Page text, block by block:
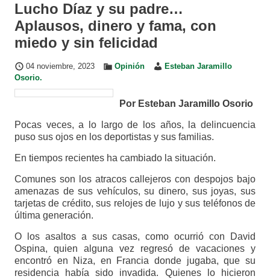
Lucho Díaz y su padre…
Aplausos, dinero y fama, con
miedo y sin felicidad
04 noviembre, 2023 Opinión
Esteban Jaramillo
Osorio.
Por Esteban Jaramillo Osorio
Pocas veces, a lo largo de los años, la delincuencia
puso sus ojos en los deportistas y sus familias.
En tiempos recientes ha cambiado la situación.
Comunes son los atracos callejeros con despojos bajo
amenazas de sus vehículos, su dinero, sus joyas, sus
tarjetas de crédito, sus relojes de lujo y sus teléfonos de
última generación.
O los asaltos a sus casas, como ocurrió con David
Ospina, quien alguna vez regresó de vacaciones y
encontró en Niza, en Francia donde jugaba, que su
residencia había sido invadida. Quienes lo hicieron